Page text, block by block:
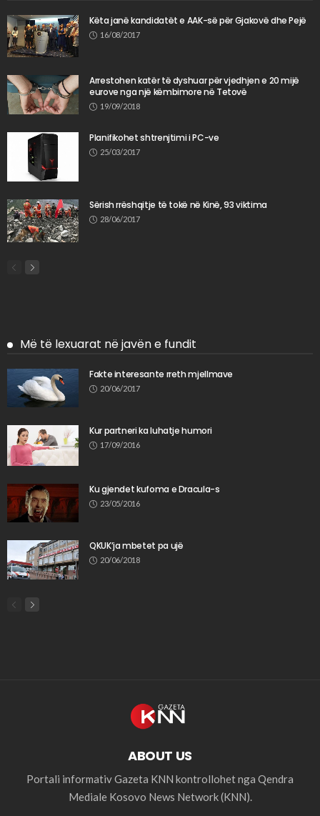
Këta janë kandidatët e AAK-së për Gjakovë dhe Pejë
16/08/2017
Arrestohen katër të dyshuar për vjedhjen e 20 mijë
eurove nga një këmbimore në Tetovë
19/09/2018
Planifikohet shtrenjtimi i PC-ve
25/03/2017
Sërish rrëshqitje të tokë në Kinë, 93 viktima
28/06/2017
Më të lexuarat në javën e fundit
Fakte interesante rreth mjellmave
20/06/2017
Kur partneri ka luhatje humori
17/09/2016
Ku gjendet kufoma e Dracula-s
23/05/2016
QKUK’ja mbetet pa ujë
20/06/2018
ABOUT US
Portali informativ Gazeta KNN kontrollohet nga Qendra
Mediale Kosovo News Network (KNN).